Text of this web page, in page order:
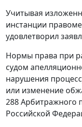
Учитывая
инстанции
удовлетворил
Нормы права при
судом
нарушения
или изменение
288Арбитражного
Российской